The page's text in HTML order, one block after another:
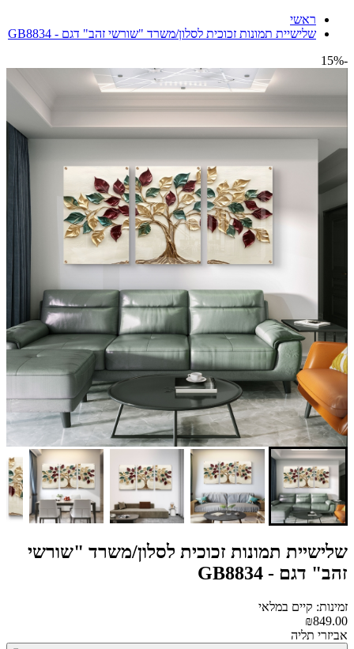
ראשי
שלישיית תמונות זכוכית לסלון/משרד "שורשי זהב" דגם - GB8834
-15%
שלישיית תמונות זכוכית לסלון/משרד "שורשי
זהב" דגם - GB8834
זמינות: קיים במלאי
₪849.00
אביזרי תליה